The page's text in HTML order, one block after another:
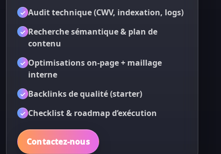
✓ Audit technique (CWV, indexation, logs)
✓ Recherche sémantique & plan de
contenu
✓ Optimisations on-page + maillage
interne
✓ Backlinks de qualité (starter)
✓ Checklist & roadmap d’exécution
Contactez-nous